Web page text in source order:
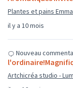
il y a 10 mois
Plantes et pains
Nouveau
Artchicréa studio -